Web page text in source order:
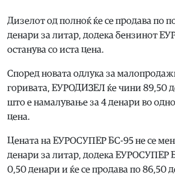
Дизелот од полноќ ќе се продава по
денари за литар, додека бензинот
останува со иста цена.
Според новата одлука за
горивата, ЕУРОДИЗЕЛ ќе чини 89,50
што е намалување за 4 денари во
цена.
Цената на ЕУРОСУПЕР БС-95 не се
денари за литар, додека ЕУРОСУПЕР
0,50 денари и ќе се продава по 86,50